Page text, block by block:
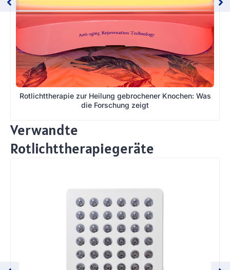
Rotlichttherapie zur Heilung gebrochener Knochen: Was
die Forschung zeigt
Verwandte
Rotlichttherapiegeräte